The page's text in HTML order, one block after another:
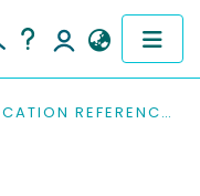
PUBLICATION REFERENCES